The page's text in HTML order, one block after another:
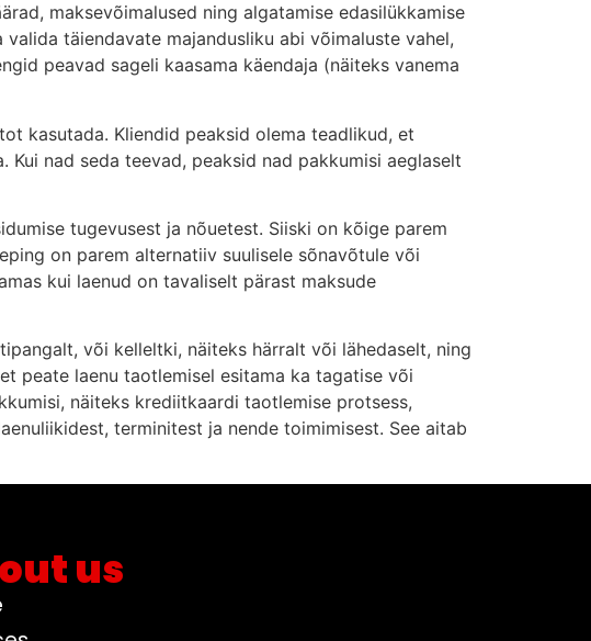
maksevõimalused ning algatamise edasilükkamise
täiendavate majandusliku abi võimaluste vahel,
peavad sageli kaasama käendaja (näiteks vanema
kasutada. Kliendid peaksid olema teadlikud, et
nad seda teevad, peaksid nad pakkumisi aeglaselt
tugevusest ja nõuetest. Siiski on kõige parem
on parem alternatiiv suulisele sõnavõtule või
kui laenud on tavaliselt pärast maksude
või kelleltki, näiteks härralt või lähedaselt, ning
peate laenu taotlemisel esitama ka tagatise või
näiteks krediitkaardi taotlemise protsess,
terminitest ja nende toimimisest. See aitab
us